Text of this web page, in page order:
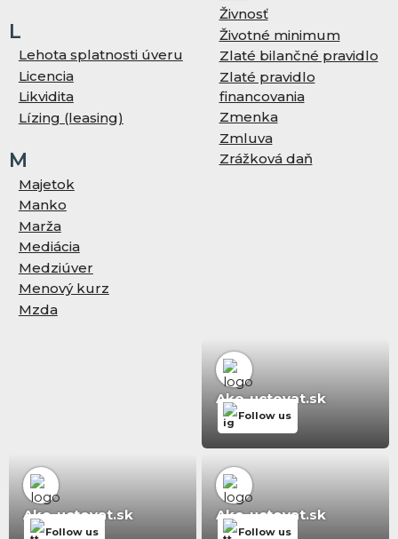
L
Lehota splatnosti úveru
Licencia
Likvidita
Lízing (leasing)
M
Majetok
Manko
Marža
Mediácia
Medziúver
Menový kurz
Mzda
Živnosť
Životné minimum
Zlaté bilančné pravidlo
Zlaté pravidlo
financovania
Zmenka
Zmluva
Zrážková daň
Ako-uctovat.sk
Follow us
Ako-uctovat.sk
Follow us
Ako-uctovat.sk
Follow us